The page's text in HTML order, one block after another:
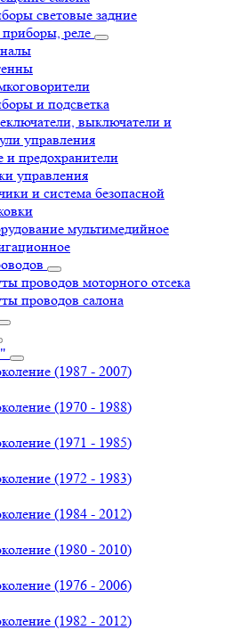
световые задние
реле
и подсветка
выключатели и
управления
и предохранители
управления
и система безопасной
мультимедийное
проводов моторного отсека
проводов салона
(1987 - 2007)
(1970 - 1988)
(1971 - 1985)
(1972 - 1983)
(1984 - 2012)
(1980 - 2010)
(1976 - 2006)
(1982 - 2012)